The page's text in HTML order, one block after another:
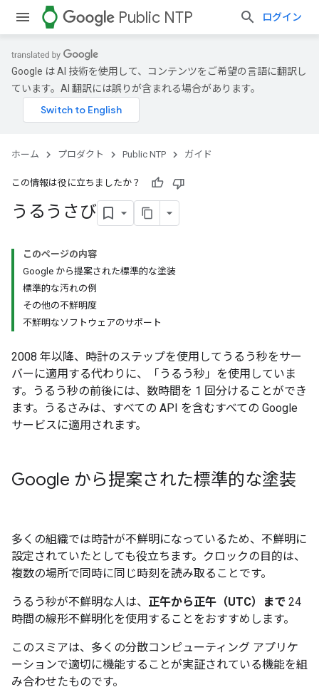
watch Public NTP ログイン
Google は AI 技術を使用して、コンテンツをご希望の言語に翻訳し
ています。AI 翻訳には誤りが含まれる場合があります。
ホーム プロダクト Public NTP ガイド
この情報は役に立ちましたか？
うるうさび
このページの内容
Google から提案された標準的な塗装
標準的な汚れの例
その他の不鮮明度
不鮮明なソフトウェアのサポート
2008 年以降、時計のステップを使用してうるう秒をサー
バーに適用する代わりに、「うるう秒」を使用していま
す。うるう秒の前後には、数時間を 1 回分けることができ
ます。うるさみは、すべての API を含むすべての Google
サービスに適用されます。
Google から提案された標準的な塗装
多くの組織では時計が不鮮明になっているため、不鮮明に
設定されていたとしても役立ちます。クロックの目的は、
複数の場所で同時に同じ時刻を読み取ることです。
うるう秒が不鮮明な人は、 正午から正午（UTC）まで 24
時間の線形不鮮明化を使用することをおすすめします。
このスミアは、多くの分散コンピューティング アプリケ
ーションで適切に機能することが実証されている機能を組
み合わせたものです。